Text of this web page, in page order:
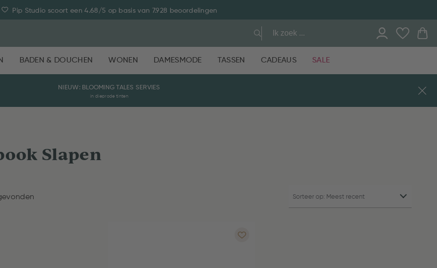
Pip Studio scoort een 4.68/5 op basis van 7.928 beoordelingen
BADEN & DOUCHEN WONEN DAMESMODE TASSEN CADEAUS SALE
NIEUW: BLOOMING TALES SERVIES
in dieprode tinten
Slapen